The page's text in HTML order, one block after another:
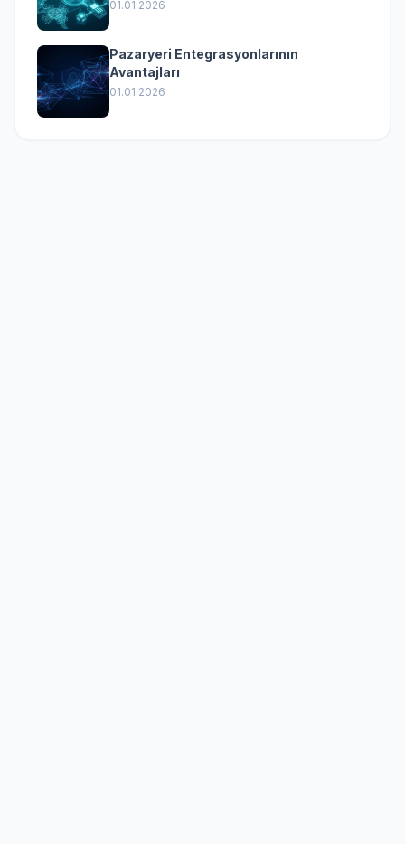
01.01.2026
Pazaryeri Entegrasyonlarının
Avantajları
01.01.2026